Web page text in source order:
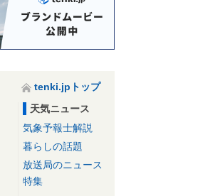
tenki.jpトップ
天気ニュース
気象予報士解説
暮らしの話題
放送局のニュース
特集